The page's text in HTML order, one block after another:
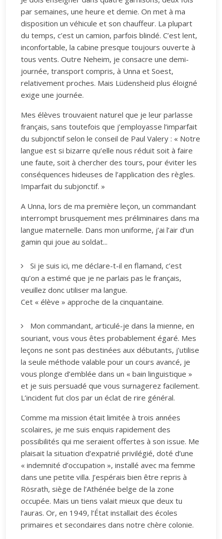
par semaines, une heure et demie. On met à ma
disposition un véhicule et son chauffeur. La plupart
du temps, c’est un camion, parfois blindé. C’est lent,
inconfortable, la cabine presque toujours ouverte à
tous vents. Outre Neheim, je consacre une demi-
journée, transport compris, à Unna et Soest,
relativement proches. Mais Lüdensheid plus éloigné
exige une journée.
Mes élèves trouvaient naturel que je leur parlasse
français, sans toutefois que j’employasse l’imparfait
du subjonctif selon le conseil de Paul Valery : « Notre
langue est si bizarre qu’elle nous réduit soit à faire
une faute, soit à chercher des tours, pour éviter les
conséquences hideuses de l’application des règles.
Imparfait du subjonctif. »
A Unna, lors de ma première leçon, un commandant
interrompt brusquement mes préliminaires dans ma
langue maternelle. Dans mon uniforme, j’ai l’air d’un
gamin qui joue au soldat...
Si je suis ici, me déclare-t-il en flamand, c’est
qu’on a estimé que je ne parlais pas le français,
veuillez donc utiliser ma langue.
Cet « élève » approche de la cinquantaine.
Mon commandant, articulé-je dans la mienne, en
souriant, vous vous êtes probablement égaré. Mes
leçons ne sont pas destinées aux débutants, j’utilise
la seule méthode valable pour un cours avancé, je
vous plonge d’emblée dans un « bain linguistique »
et je suis persuadé que vous surnagerez facilement.
L’incident fut clos par un éclat de rire général.
Comme ma mission était limitée à trois années
scolaires, je me suis enquis rapidement des
possibilités qui me seraient offertes à son issue. Me
plaisait la situation d’expatrié privilégié, doté d’une
« indemnité d’occupation », installé avec ma femme
dans une petite villa. J’espérais bien être repris à
Rösrath, siège de l’Athénée belge de la zone
occupée. Mais un tiens valait mieux que deux tu
l’auras. Or, en 1949, l’État installait des écoles
primaires et secondaires dans notre chère colonie.